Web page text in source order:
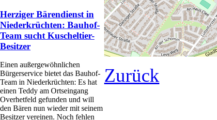
Herziger Bärendienst in
Niederkrüchten: Bauhof-
Team sucht Kuscheltier-
Besitzer
Einen außergewöhnlichen
Bürgerservice bietet das Bauhof-
Team in Niederkrüchten: Es hat
einen Teddy am Ortseingang
Overhetfeld gefunden und will
den Bären nun wieder mit seinem
Besitzer vereinen. Noch fehlen
Zurück